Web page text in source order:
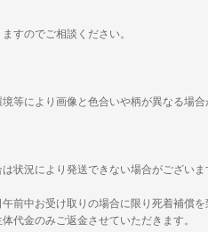
すのでご相談ください。
等により画像と色合いや柄が異なる場
状況により発送できない場合がございま
前中お受け取りの場合に限り死着補償を
代金のみご返金させていただきます。